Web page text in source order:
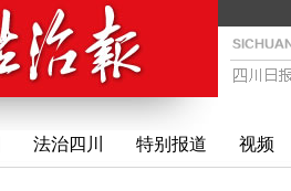
法治四川 特别报道 视频